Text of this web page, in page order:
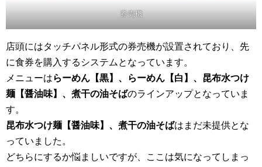
券売機
店頭にはタッチパネル形式の券売機が設置されており、先
に食券を購入するシステムとなっています。
メニューはらーめん【黒】、らーめん【白】、昆布水つけ
麺【醤油味】、煮干の油そばのラインアップとなっていま
す。
昆布水つけ麺【醤油味】、煮干の油そばはまだ未提供とな
っていました。
どちらにするか悩ましいですが、ここは気になってしまっ